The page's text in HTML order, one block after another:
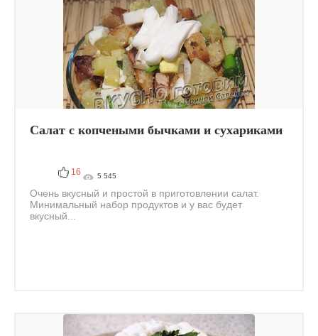
Салат с копчеными бычками и сухариками
16 5 545
Очень вкусный и простой в приготовлении салат.
Минимальный набор продуктов и у вас будет
вкусный...